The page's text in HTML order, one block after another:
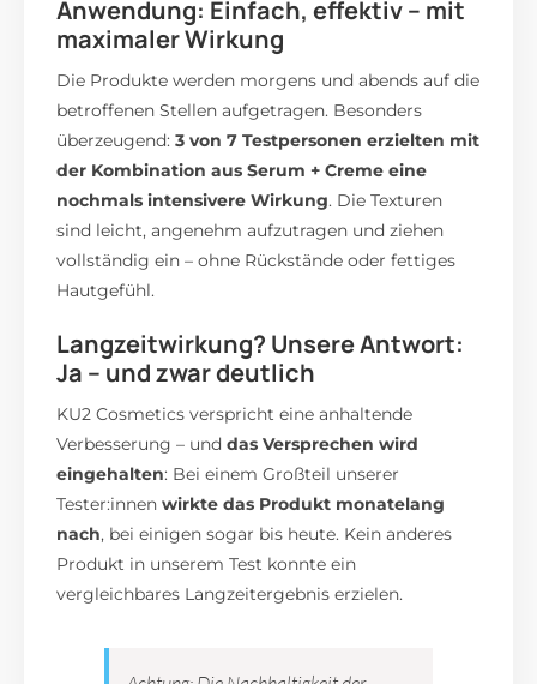
Anwendung: Einfach, effektiv – mit
maximaler Wirkung
Die Produkte werden morgens und abends auf die
betroffenen Stellen aufgetragen. Besonders
überzeugend:3 von 7 Testpersonen erzielten mit
der Kombination aus Serum + Creme eine
nochmals intensivere Wirkung. Die Texturen
sind leicht, angenehm aufzutragen und ziehen
vollständig ein – ohne Rückstände oder fettiges
Hautgefühl.
Langzeitwirkung? Unsere Antwort:
Ja – und zwar deutlich
KU2 Cosmetics verspricht eine anhaltende
Verbesserung – unddas Versprechen wird
eingehalten: Bei einem Großteil unserer
Tester:innenwirkte das Produkt monatelang
nach, bei einigen sogar bis heute. Kein anderes
Produkt in unserem Test konnte ein
vergleichbares Langzeitergebnis erzielen.